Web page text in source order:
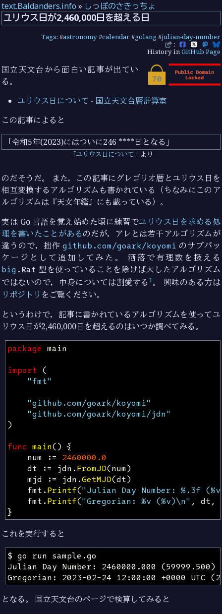
text.Baldanders.info » しっぽのさきっちょ
ユリウス日が2,460,000日を超える日
Tags: #astronomy#calendar#golang#julian-day-number
:
History inGitHub Page
国立天文台から面白い記事が出てい
る。
ユリウス日について - 国立天文台暦計算室
この記事によると
令和5年(2023)にはついに246 ****日となる
ユリウス日について より
のだそうだ。 また，この記事にグレゴリオ暦とユリウス日を
相互変換するアルゴリズムも書かれている（ちなみにこのア
ルゴリズムは『天文年鑑』にも載っている）。
実は Go 言語を覚え始めた頃に練習でユリウス日を求める処
理を書いたことがあるのだが，アレとは若干アルゴリズムが
違うので，拙作github.com/goark/koyomi のサブパッ
ケージとして追加してみた。 洒落で有理数を扱える
big .Rat 型を使っていることを除けば大したアルゴリズム
ではないので，中身については割愛する 1。 興味のある方は
リポジトリ をご覧ください。
というわけで，記事に書かれているアルゴリズムを使ってユ
リウス日が2,460,000日を超えるのはいつか調べてみる。
package main
import (
"fmt"
"github.com/goark/koyomi"
"github.com/goark/koyomi/jdn"
)
func main() {
num
:= 2460000.0
dt
:= jdn .FromJD(num)
mjd
:= jdn .GetMJD(dt)
fmt .Printf("Julian Day Number: %.3f
fmt .Printf("Gregorian: %v (%v)\n" , dt ,
}
これを実行すると
となる。 国立天文台のページで検算してみると